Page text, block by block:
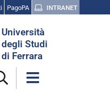
PagoPA INTRANET
Università
degli Studi
di Ferrara